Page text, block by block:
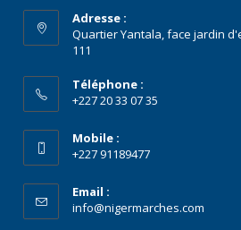
Adresse :
Quartier Yantala, face jardin
111
Téléphone :
+227 20 33 07 35
Mobile :
+227 91189477
Email :
info@nigermarches.com